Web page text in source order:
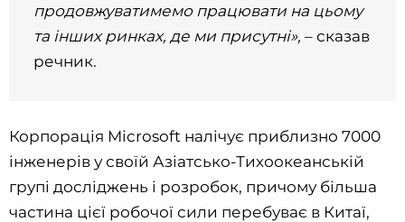
продовжуватимемо працювати на цьому
та інших ринках, де ми присутні», – сказав
речник.
Корпорація Microsoft налічує приблизно 7000
інженерів у своїй Азіатсько-Тихоокеанській
групі досліджень і розробок, причому більша
частина цієї робочої сили перебуває в Китаї,